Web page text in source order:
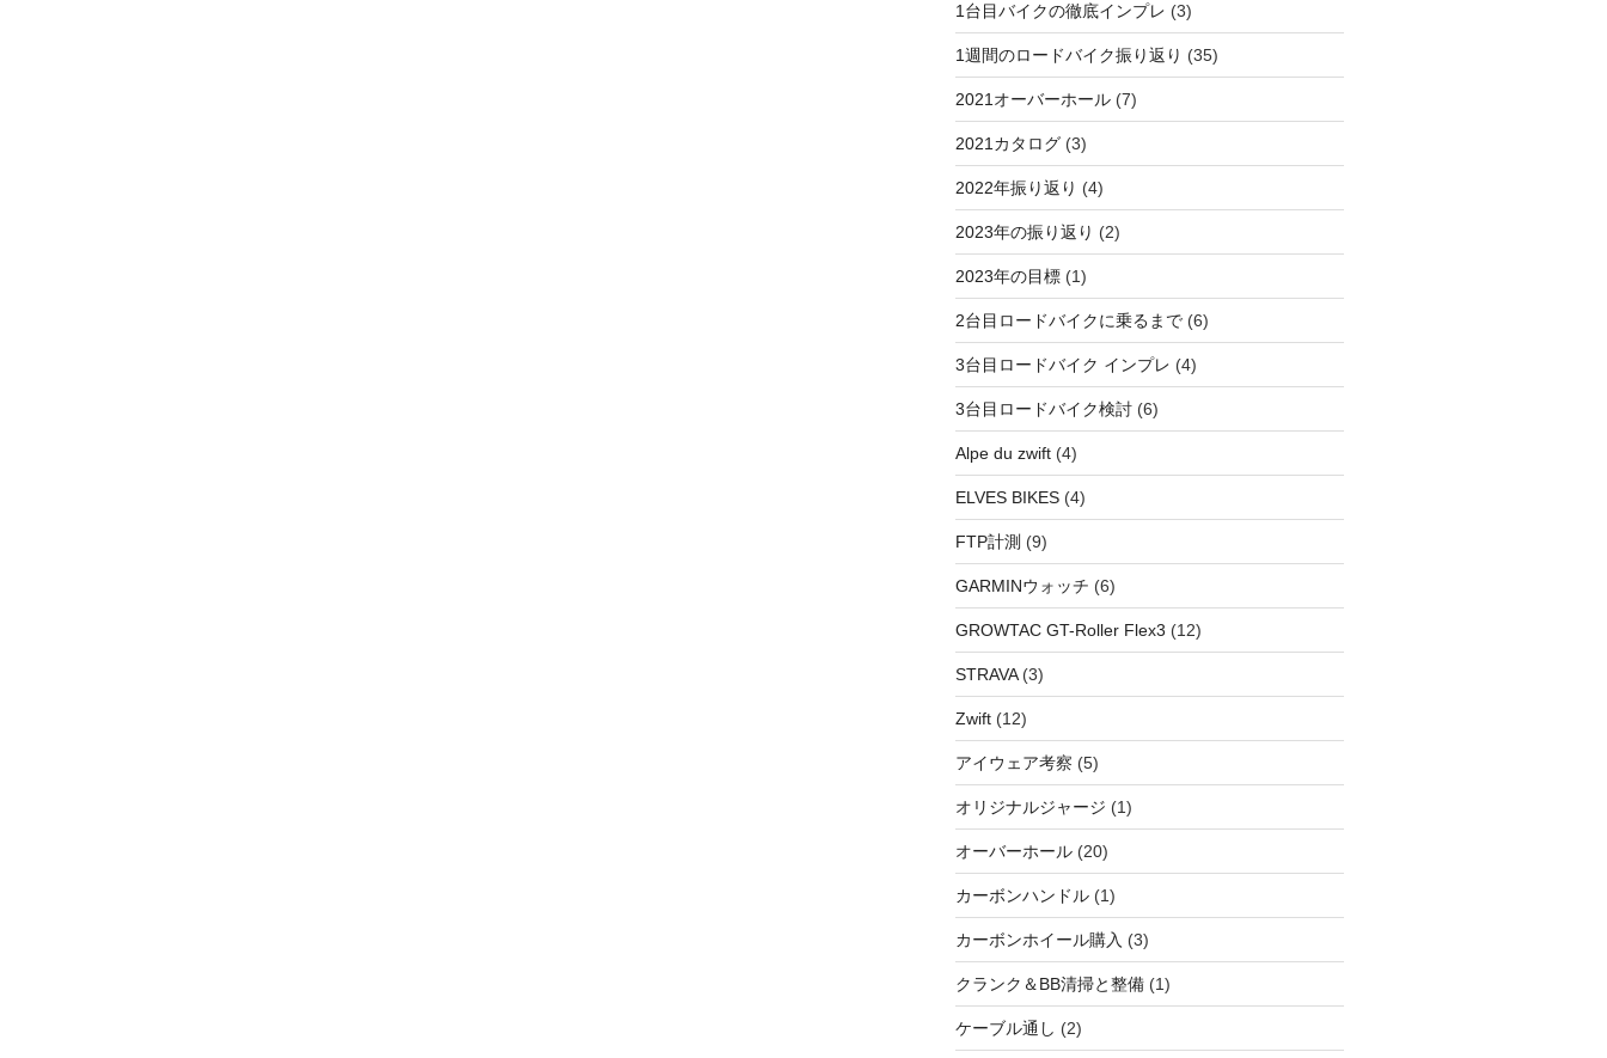
1台目バイクの徹底インプレ (3)
1週間のロードバイク振り返り (35)
2021オーバーホール(7)
2021カタログ(3)
2022年振り返り (4)
2023年の振り返り (2)
2023年の目標(1)
2台目ロードバイクに乗るまで(6)
3台目ロードバイク インプレ (4)
3台目ロードバイク検討(6)
Alpe du zwift(4)
ELVES BIKES(4)
FTP計測 (9)
GARMINウォッチ (6)
GROWTAC GT-Roller Flex3 (12)
STRAVA(3)
Zwift(12)
アイウェア考察 (5)
オリジナルジャージ (1)
オーバーホール(20)
カーボンハンドル(1)
カーボンホイール購入 (3)
クランク＆BB清掃と整備(1)
ケーブル通し (2)